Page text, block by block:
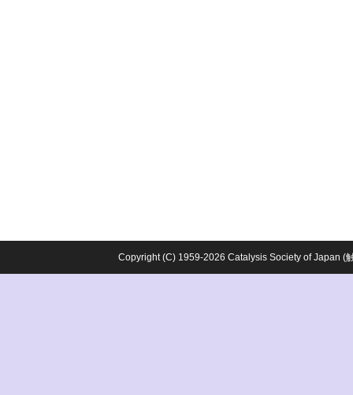
Copyright (C) 1959-2026 Catalysis Society of Japan (